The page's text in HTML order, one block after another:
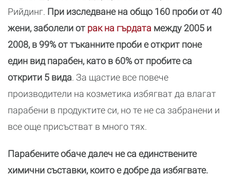
Рийдинг. При изследване на общо 160 проби от 40
жени, заболели от рак на гърдата между 2005 и
2008, в 99% от тъканните проби е открит поне
един вид парабен, като в 60% от пробите са
открити 5 вида. За щастие все повече
производители на козметика избягват да влагат
парабени в продуктите си, но те не са забранени и
все още присъстват в много тях.
Парабените обаче далеч не са единствените
химични съставки, които е добре да избягвате.